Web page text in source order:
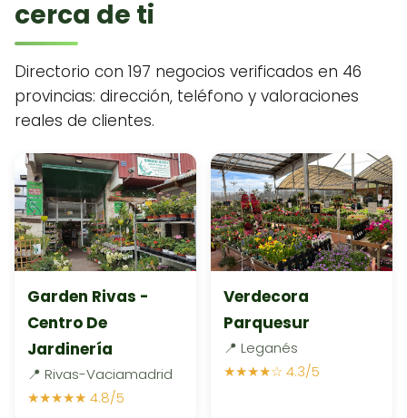
cerca de ti
Directorio con 197 negocios verificados en 46
provincias: dirección, teléfono y valoraciones
reales de clientes.
Garden Rivas -
Centro De
Jardinería
📍 Rivas-Vaciamadrid
★★★★★ 4.8/5
Verdecora
Parquesur
📍 Leganés
★★★★☆ 4.3/5